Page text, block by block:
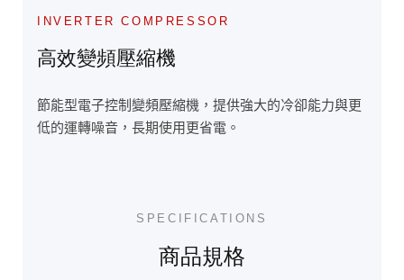
INVERTER COMPRESSOR
高效變頻壓縮機
節能型電子控制變頻壓縮機，提供強大的冷卻能力與更
低的運轉噪音，長期使用更省電。
SPECIFICATIONS
商品規格